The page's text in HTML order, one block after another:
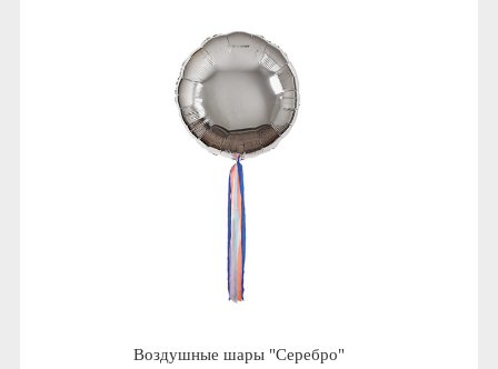
Воздушные шары "Серебро"